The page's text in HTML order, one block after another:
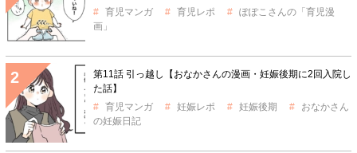
育児マンガ
育児レポ
ぽぽこさんの「育児漫
画」
第11話 引っ越し【おなかさんの漫画・妊娠後期に2回入院し
た話】
育児マンガ
妊娠レポ 妊娠後期
おなかさん
の妊娠日記